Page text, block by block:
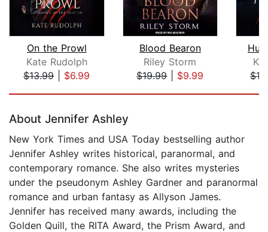
On the Prowl
Kate Rudolph
$13.99| $6.99
Blood Bearon
Riley Storm
$19.99| $9.99
About Jennifer Ashley
New York Times and USA Today bestselling author
Jennifer Ashley writes historical, paranormal, and
contemporary romance. She also writes mysteries
under the pseudonym Ashley Gardner and paranormal
romance and urban fantasy as Allyson James.
Jennifer has received many awards, including the
Golden Quill, the RITA Award, the Prism Award, and